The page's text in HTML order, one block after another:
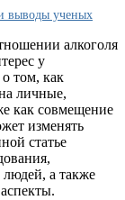
выводы ученых
алкоголя
у
том, как
личные,
как совмещение
изменять
статье
а также